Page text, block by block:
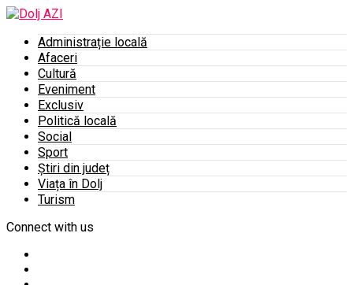
Administrație locală
Afaceri
Cultură
Eveniment
Exclusiv
Politică locală
Social
Sport
Știri din județ
Viața în Dolj
Turism
Connect with us